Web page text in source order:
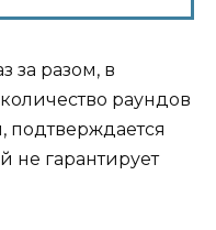
за разом, в
раундов
подтверждается
не гарантирует